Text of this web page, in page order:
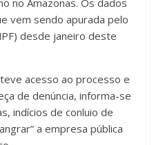
vem sendo apurada pelo
desde janeiro deste
acesso ao processo e
de denúncia, informa-se
indícios de conluio de
a empresa pública